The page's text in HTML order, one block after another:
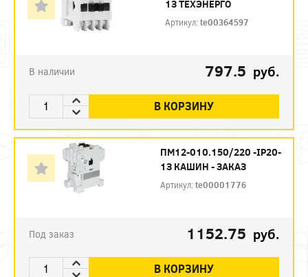
1З ТЕХЭНЕРГО
Артикул:te00364597
В наличии 797.5 руб.
В КОРЗИНУ
ПМ12-010.150/220 -IP20-
1З КАШИН - ЗАКАЗ
Артикул:te00001776
Под заказ 1152.75 руб.
В КОРЗИНУ